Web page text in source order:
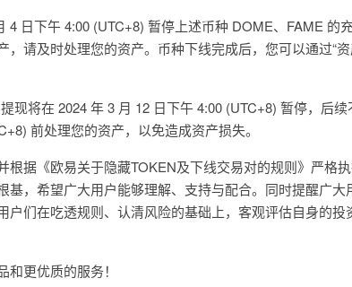
4 日下午 4:00 (UTC+8) 暂停上述币种 DOME、FAME 的
，请及时处理您的资产。币种下线完成后，您可以通过“
现将在 2024 年 3 月 12 日下午 4:00 (UTC+8) 暂停，后
前处理您的资产，以免造成资产损失。
根据《欧易关于隐藏TOKEN及下线交易对的规则》严格
基，希望广大用户能够理解、支持与配合。同时提醒广大
户们在吃透规则、认清风险的基础上，客观评估自身的投
更优质的服务！